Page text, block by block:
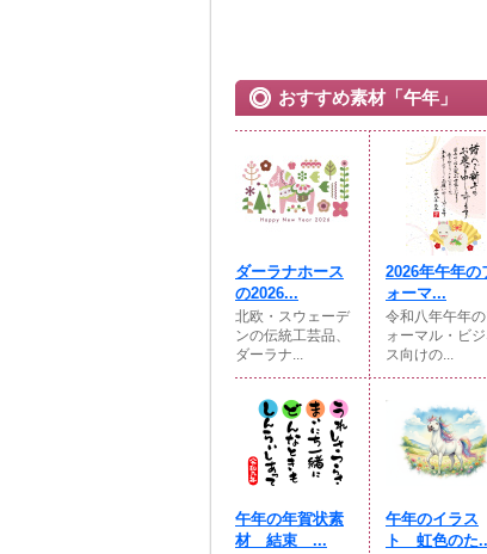
おすすめ素材「午年」
ダーラナホース
の2026...
北欧・スウェーデ
ンの伝統工芸品、
ダーラナ...
2026年午年の
ォーマ...
令和八年午年
ォーマル・ビ
ス向けの...
午年の年賀状素
材 結束 ...
午年のイラス
ト 虹色のた